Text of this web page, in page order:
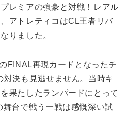
レミアの強豪と対戦！レアル
アトレティコはCL王者リバ
りました。
FINAL再現カードとなったチ
対決も見逃せません。当時キ
果たしたランパードにとって
舞台で戦う一戦は感慨深い試